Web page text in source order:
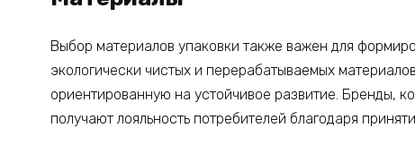
Выбор материалов упаковки также важен для
экологически чистых и перерабатываемых
ориентированную на устойчивое развитие. Бренды,
получают лояльность потребителей благодаря